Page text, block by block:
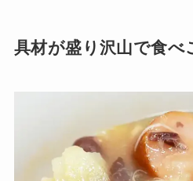
具材が盛り沢山で食べ